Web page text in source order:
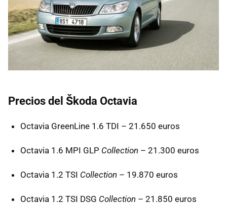
Precios del Škoda Octavia
Octavia GreenLine 1.6 TDI – 21.650 euros
Octavia 1.6 MPI GLP Collection – 21.300 euros
Octavia 1.2 TSI Collection – 19.870 euros
Octavia 1.2 TSI DSG Collection – 21.850 euros